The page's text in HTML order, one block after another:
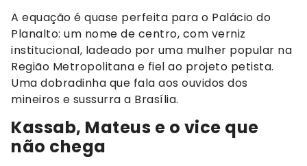
A equação é quase perfeita para o Palácio do
Planalto: um nome de centro, com verniz
institucional, ladeado por uma mulher popular na
Região Metropolitana e fiel ao projeto petista.
Uma dobradinha que fala aos ouvidos dos
mineiros e sussurra a Brasília.
Kassab, Mateus e o vice que
não chega